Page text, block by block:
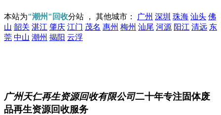
本站为"潮州"回收分站 ， 其他城市： 广州 深圳 珠海 汕头 佛
山 韶关 湛江 肇庆 江门 茂名 惠州 梅州 汕尾 河源 阳江 清远 东
莞 中山 潮州 揭阳 云浮
广州天仁再生资源回收有限公司二十年专注固体废
品再生资源回收服务